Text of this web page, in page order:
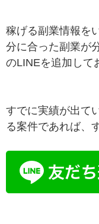
稼げる副業情報を
分に合った副業が
のLINEを追加して
すでに実績が出て
る案件であれば、